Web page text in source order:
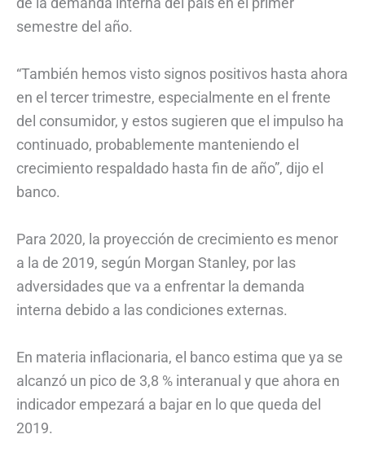
semestre del año.
“También hemos visto signos positivos hasta ahora
en el tercer trimestre, especialmente en el frente
del consumidor, y estos sugieren que el impulso ha
continuado, probablemente manteniendo el
crecimiento respaldado hasta fin de año”, dijo el
banco.
Para 2020, la proyección de crecimiento es menor
a la de 2019, según Morgan Stanley, por las
adversidades que va a enfrentar la demanda
interna debido a las condiciones externas.
En materia inflacionaria, el banco estima que ya se
alcanzó un pico de 3,8 % interanual y que ahora en
indicador empezará a bajar en lo que queda del
2019.